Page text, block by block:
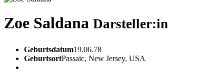
Zoe Saldana Darsteller:in
Geburtsdatum19.06.78
GeburtsortPassaic, New Jersey, USA